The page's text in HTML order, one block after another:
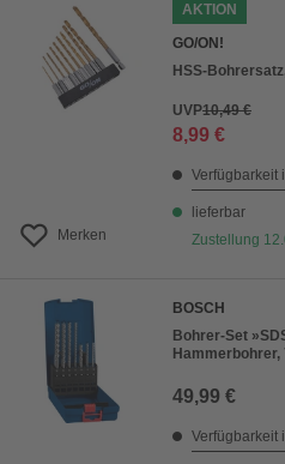
Preis aufsteigend
Preis absteigend
Bewertung
Merken
AKTION
GO/ON!
HSS-
UVP10,49 €
8,99 €
Verfügbarkeit
lieferbar
Zustellung
BOSCH
Bohrer-Set
Hammerbohrer,
49,99 €
Verfügbarkeit